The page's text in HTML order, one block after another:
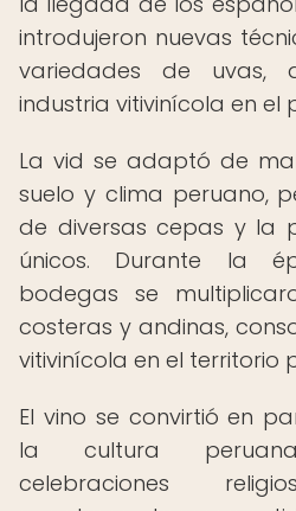
introdujeron nuevas
variedades de uvas,
industria vitivinícola en el
La vid se adaptó de
suelo y clima peruano,
de diversas cepas y la
únicos. Durante la
bodegas se
costeras y andinas,
vitivinícola en el territorio
El vino se convirtió en
la cultura
celebraciones